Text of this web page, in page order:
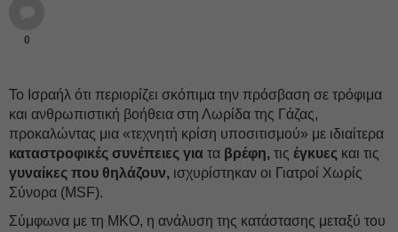
0
Το Ισραήλ ότι περιορίζει σκόπιμα την πρόσβαση σε τρόφιμα
και ανθρωπιστική βοήθεια στη Λωρίδα της Γάζας,
προκαλώντας μια «τεχνητή κρίση υποσιτισμού» με ιδιαίτερα
καταστροφικές συνέπειες για τα βρέφη, τις έγκυες και τις
γυναίκες που θηλάζουν, ισχυρίστηκαν οι Γιατροί Χωρίς
Σύνορα (MSF).
Σύμφωνα με τη ΜΚΟ, η ανάλυση της κατάστασης μεταξύ του